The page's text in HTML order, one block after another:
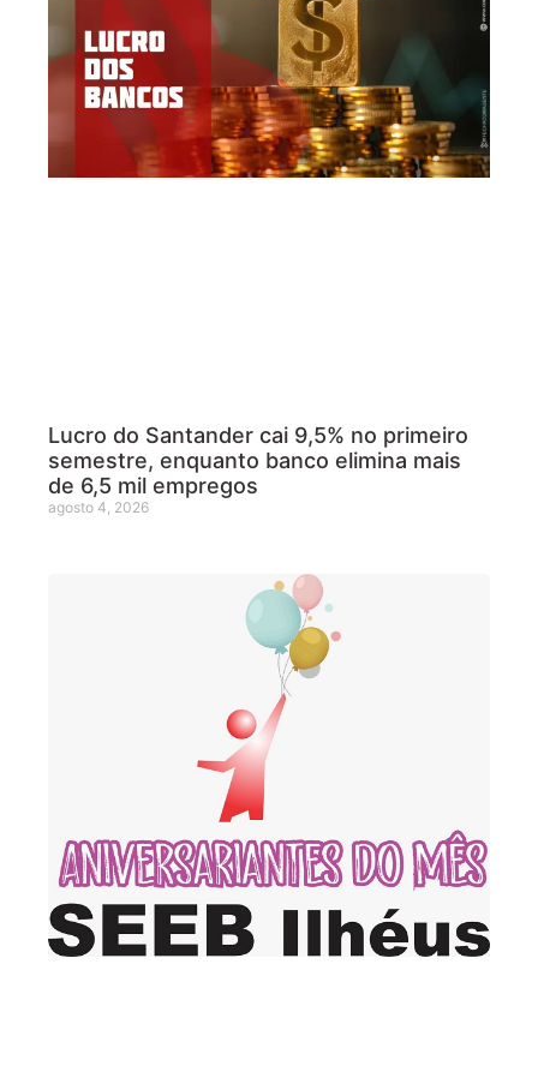
Lucro do Santander cai 9,5% no primeiro
semestre, enquanto banco elimina mais
de 6,5 mil empregos
agosto 4, 2026